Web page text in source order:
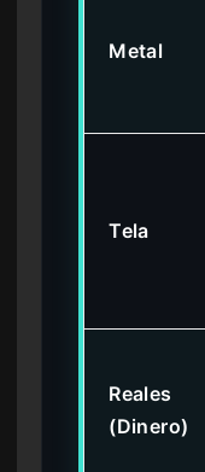
Metal
Tela
Reales
(Dinero)